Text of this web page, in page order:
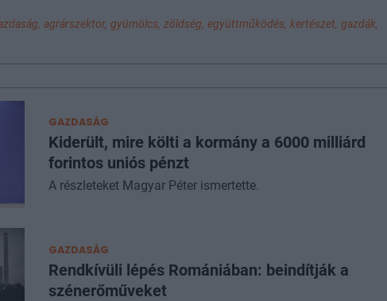
agrárszektor, gyümölcs, zöldség, együttműködés, kertészet, gazdák,
GAZDASÁG
Kiderült, mire költi a kormány a 6000 milliárd
forintos uniós pénzt
A részleteket Magyar Péter ismertette.
GAZDASÁG
Rendkívüli lépés Romániában: beindítják a
szénerőműveket